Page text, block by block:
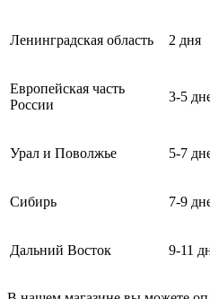
Ленинградская область 2 дня
Европейская часть
России
3-5
Урал и Поволжье 5-7
Сибирь 7-9
Дальний Восток 9-11